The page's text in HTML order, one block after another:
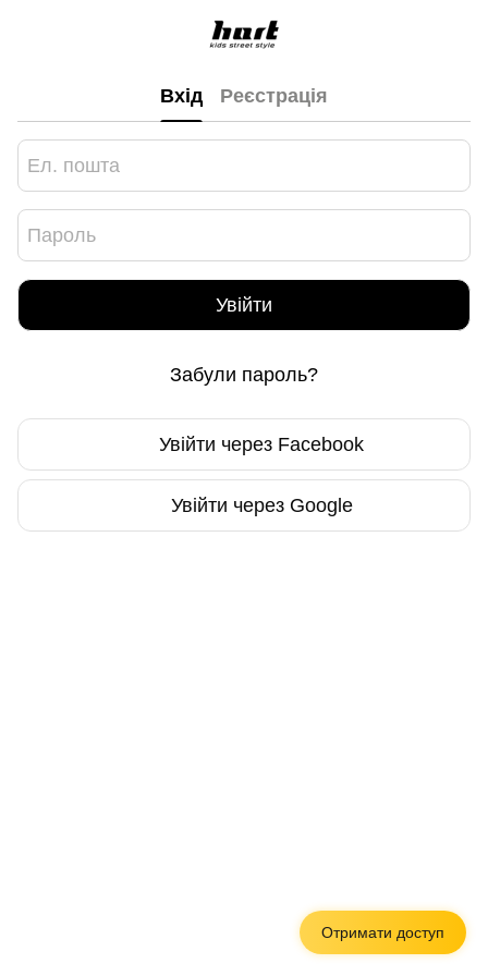
Вхід Реєстрація
Увійти
Забули пароль?
Увійти через Facebook
Увійти через Google
Отримати доступ